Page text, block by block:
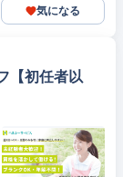
気になる
【初任者以